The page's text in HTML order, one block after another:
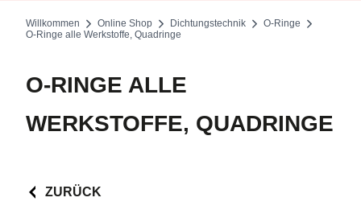
Willkommen Online Shop Dichtungstechnik
O-Ringe
O-Ringe alle Werkstoffe, Quadringe
O-RINGE ALLE
WERKSTOFFE, QUADRINGE
ZURÜCK